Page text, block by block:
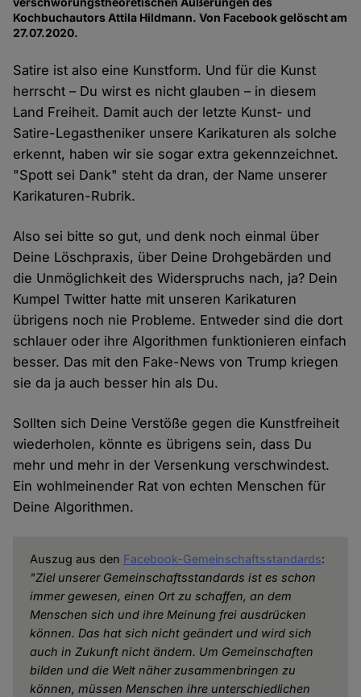
Kochbuchautors Attila Hildmann. Von Facebook gelöscht am
27.07.2020.
Satire ist also eine Kunstform. Und für die Kunst
herrscht – Du wirst es nicht glauben – in diesem
Land Freiheit. Damit auch der letzte Kunst- und
Satire-Legastheniker unsere Karikaturen als solche
erkennt, haben wir sie sogar extra gekennzeichnet.
"Spott sei Dank" steht da dran, der Name unserer
Karikaturen-Rubrik.
Also sei bitte so gut, und denk noch einmal über
Deine Löschpraxis, über Deine Drohgebärden und
die Unmöglichkeit des Widerspruchs nach, ja? Dein
Kumpel Twitter hatte mit unseren Karikaturen
übrigens noch nie Probleme. Entweder sind die dort
schlauer oder ihre Algorithmen funktionieren einfach
besser. Das mit den Fake-News von Trump kriegen
sie da ja auch besser hin als Du.
Sollten sich Deine Verstöße gegen die Kunstfreiheit
wiederholen, könnte es übrigens sein, dass Du
mehr und mehr in der Versenkung verschwindest.
Ein wohlmeinender Rat von echten Menschen für
Deine Algorithmen.
Auszug aus den Facebook-Gemeinschaftsstandards:
"Ziel unserer Gemeinschaftsstandards ist es schon
immer gewesen, einen Ort zu schaffen, an dem
Menschen sich und ihre Meinung frei ausdrücken
können. Das hat sich nicht geändert und wird sich
auch in Zukunft nicht ändern. Um Gemeinschaften
bilden und die Welt näher zusammenbringen zu
können, müssen Menschen ihre unterschiedlichen